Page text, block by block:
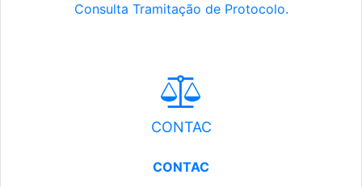
Consulta Tramitação de Protocolo.
CONTAC
CONTAC